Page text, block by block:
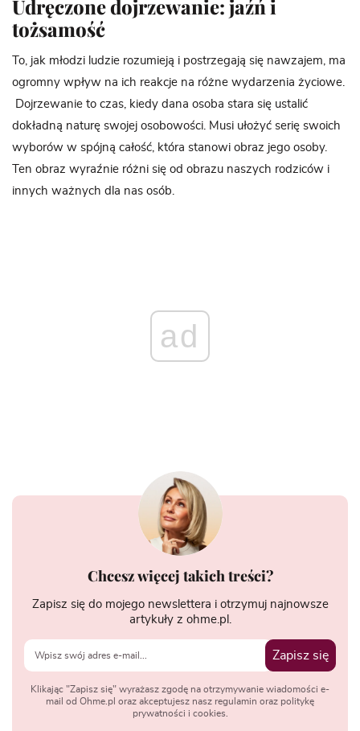
Udręczone dojrzewanie: jaźń i
tożsamość
To, jak młodzi ludzie rozumieją i postrzegają się nawzajem, ma
ogromny wpływ na ich reakcje na różne wydarzenia życiowe.
Dojrzewanie to czas, kiedy dana osoba stara się ustalić
dokładną naturę swojej osobowości. Musi ułożyć serię swoich
wyborów w spójną całość, która stanowi obraz jego osoby.
Ten obraz wyraźnie różni się od obrazu naszych rodziców i
innych ważnych dla nas osób.
ad
Chcesz więcej takich treści?
Zapisz się do mojego newslettera i otrzymuj najnowsze
artykuły z ohme.pl.
Zapisz się
Klikając "Zapisz się" wyrażasz zgodę na otrzymywanie wiadomości e-
mail od Ohme.pl oraz akceptujesz nasz regulamin oraz politykę
prywatności i cookies.